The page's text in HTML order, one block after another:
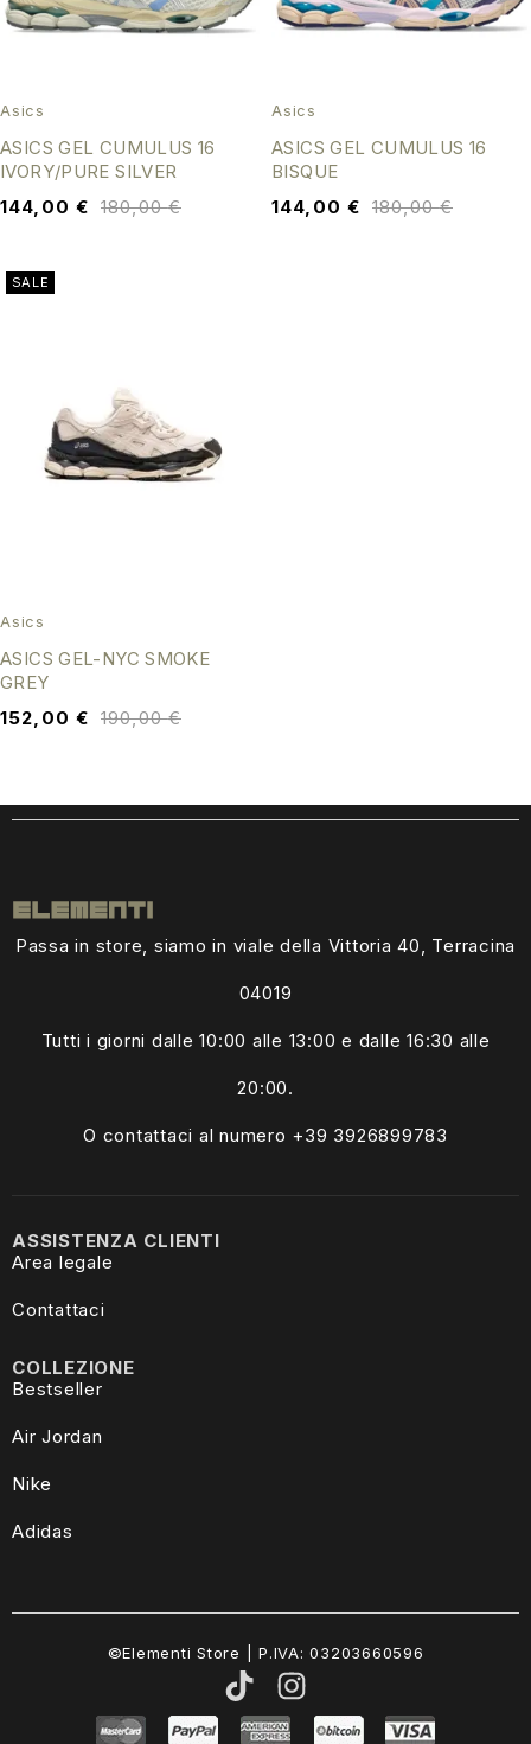
Asics
ASICS GEL CUMULUS 16
IVORY/PURE SILVER
180,00€
144,00 €
Asics
ASICS GEL CUMULUS 16
BISQUE
180,00€
144,00 €
SALE
Asics
ASICS GEL-NYC SMOKE
GREY
190,00€
152,00 €
Passa in store, siamo in viale della Vittoria 40, Terracina
04019
Tutti i giorni dalle10:00 alle 13:00 e dalle 16:30 alle
20:00.
O contattaci al numero +39 3926899783
COLLEZIONE
Bestseller
Air Jordan
Nike
Adidas
ASSISTENZA CLIENTI
Area legale
Contattaci
©Elementi Store | P.IVA: 03203660596